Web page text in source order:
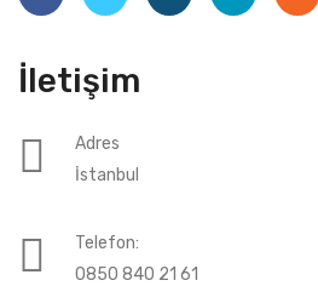
İletişim
Adres
İstanbul
Telefon:
0850 840 21 61